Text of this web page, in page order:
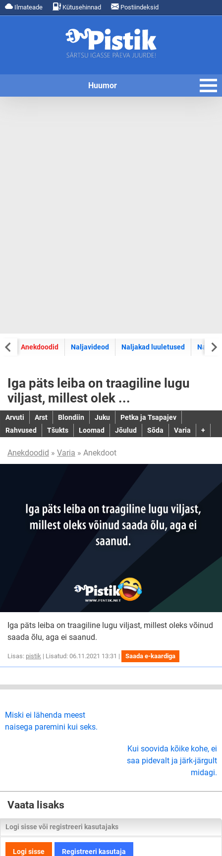
Ilmateade Kütusehinnad Postiindeksid
Huumor
Anekdoodid Naljavideod Naljakad luuletused
Iga päts leiba on traagiline lugu
viljast, millest olek ...
Arvuti Arst Blondiin Juku
Petka ja Tsapajev
Rahvused
Tšukts Loomad Jõulud Sõda Varia +
Anekdoodid » Varia » Anekdoot
Iga päts leiba on traagiline lugu viljast, millest oleks võinud
saada õlu, aga ei saanud.
Lisas: pistik | Lisatud: 06.11.2021 13:31 | Saada e-kaardiga
Miski ei lähenda meest
naisega paremini kui seks.
Kui soovida kõike kohe, ei
saa pidevalt ja järk-järgult
midagi.
Vaata lisaks
Logi sisse või registreeri kasutajaks
Logi sisse Registreeri kasutaja